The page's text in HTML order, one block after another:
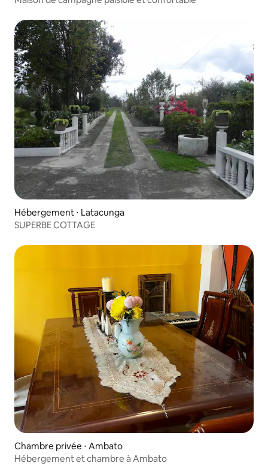
Hébergement ⋅ Latacunga
SUPERBE COTTAGE
Chambre privée ⋅ Ambato
Hébergement et chambre à Ambato